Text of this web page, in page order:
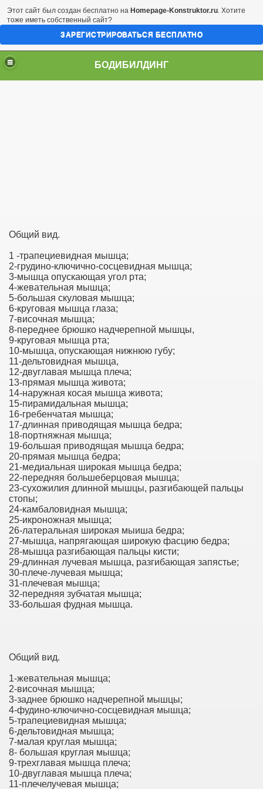
БОДИБИЛДИНГ
Общий вид.
1 -трапециевидная мышца;
2-грудино-ключично-сосцевидная мышца;
3-мышца опускающая угол рта;
4-жевательная мышца;
5-большая скуловая мышца;
6-круговая мышца глаза;
7-височная мышца;
8-переднее брюшко надчерепной мышцы,
9-круговая мышца рта;
10-мышца, опускающая нижнюю губу;
11-дельтовидная мышца,
12-двуглавая мышца плеча;
13-прямая мышца живота;
14-наружная косая мышца живота;
15-пирамидальная мышца;
16-гребенчатая мышца;
17-длинная приводящая мышца бедра;
18-портняжная мышца;
19-большая приводящая мышца бедра;
20-прямая мышца бедра;
21-медиальная широкая мышца бедра;
22-передняя большеберцовая мышца;
23-сухожилия длинной мышцы, разгибающей пальцы
стопы;
24-камбаловидная мышца;
25-икроножная мышца;
26-латеральная широкая мыиша бедра;
27-мышца, напрягающая широкую фасцию бедра;
28-мышца разгибающая пальцы кисти;
29-длинная лучевая мышца, разгибающая запястье;
30-плече-лучевая мышца;
31-плечевая мышца;
32-передняя зубчатая мышца;
33-большая фудная мышца.
Общий вид.
1-жевательная мышца;
2-височная мышца;
3-заднее брюшко надчерепной мышцы;
4-фудино-ключично-сосцевидная мышца;
5-трапециевидная мышца;
6-дельтовидная мышца;
7-малая круглая мышца;
8- большая круглая мышца;
9-трехглавая мышца плеча;
10-двуглавая мышца плеча;
11-плечелучевая мышца;
Этот сайт был создан бесплатно на Homepage-Konstruktor.ru. Хотите
тоже иметь собственный сайт?
ЗАРЕГИСТРИРОВАТЬСЯ БЕСПЛАТНО